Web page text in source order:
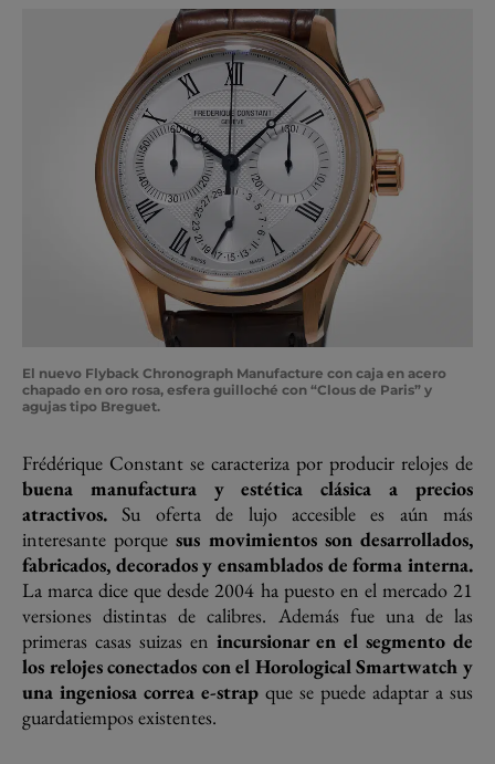
El nuevo Flyback Chronograph Manufacture con caja en acero
chapado en oro rosa, esfera guilloché con “Clous de Paris” y
agujas tipo Breguet.
Frédérique Constant se caracteriza por producir relojes de
buena manufactura y estética clásica a precios
atractivos.Su oferta de lujo accesible es aún más
interesante porquesus movimientos son desarrollados,
fabricados, decorados y ensamblados de forma interna.
La marca dice que desde 2004 ha puesto en el mercado 21
versiones distintas de calibres. Además fue una de las
primeras casas suizas en incursionar en el segmento de
los relojes conectados con el Horological Smartwatch y
una ingeniosa correa e-strap que se puede adaptar a sus
guardatiempos existentes.